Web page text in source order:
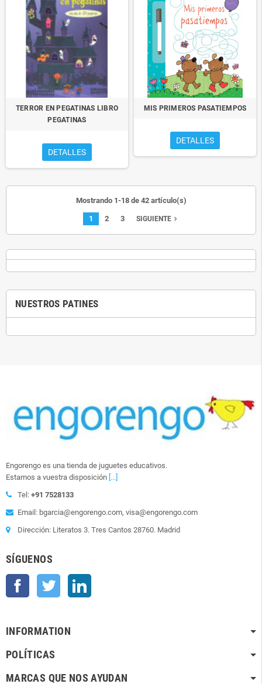
NUESTROS PATINES
TERROR EN PEGATINAS LIBRO
PEGATINAS
DETALLES
MIS PRIMEROS PASATIEMPOS
DETALLES
Mostrando 1-18 de 42 artículo(s)
1 2 3 SIGUIENTEnavigate_next
Engorengo es una tienda de juguetes educativos.
Estamos a vuestra disposición [...]
Tel: +91 7528133
Email: bgarcia@engorengo.com, visa@engorengo.com
Dirección: Literatos 3. Tres Cantos 28760. Madrid
SÍGUENOS
Facebook Twitter
INFORMATION
POLÍTICAS
MARCAS QUE NOS AYUDAN